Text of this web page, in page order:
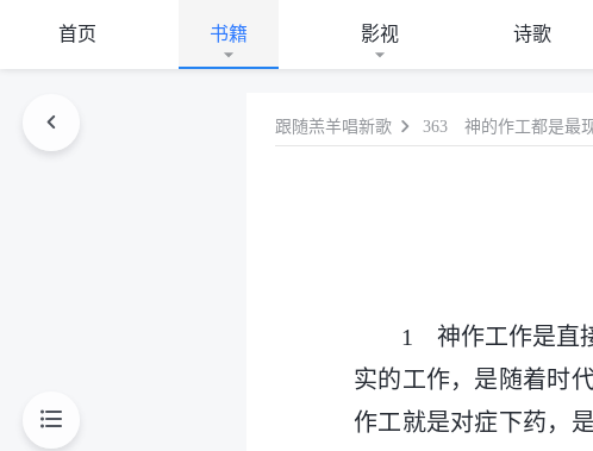
首页 书籍 影视 诗歌
跟随羔羊唱新歌 363 神的作工都是最
1 神作工作是直
实的工作，是随着时
作工就是对症下药，